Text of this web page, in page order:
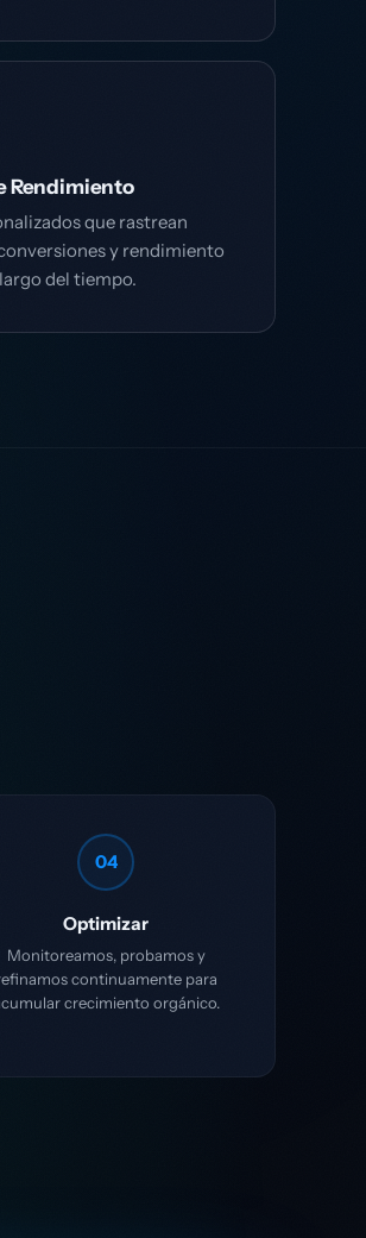
Rendimiento
que rastrean
y rendimiento
del tiempo.
04
Optimizar
Monitoreamos, probamos y
continuamente para
crecimiento orgánico.